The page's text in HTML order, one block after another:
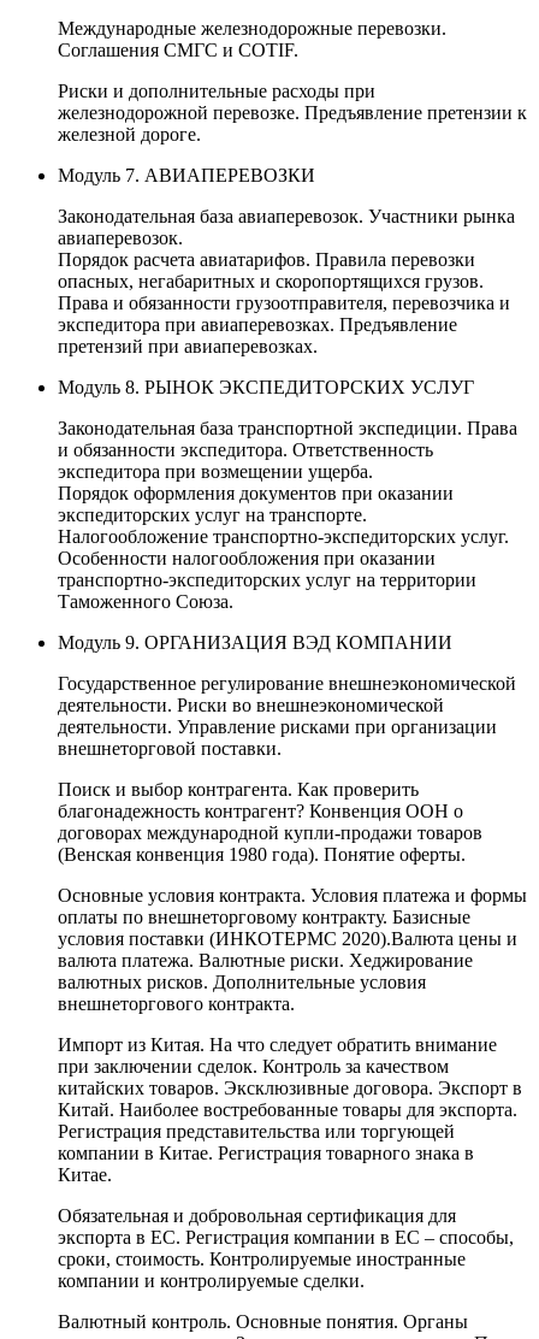
Международные железнодорожные перевозки.
Соглашения СМГС и COTIF.
Риски и дополнительные расходы при
железнодорожной перевозке. Предъявление претензии к
железной дороге.
Модуль 7. АВИАПЕРЕВОЗКИ
Законодательная база авиаперевозок. Участники рынка
авиаперевозок.
Порядок расчета авиатарифов. Правила перевозки
опасных, негабаритных и скоропортящихся грузов.
Права и обязанности грузоотправителя, перевозчика и
экспедитора при авиаперевозках. Предъявление
претензий при авиаперевозках.
Модуль 8. РЫНОК ЭКСПЕДИТОРСКИХ УСЛУГ
Законодательная база транспортной экспедиции. Права
и обязанности экспедитора. Ответственность
экспедитора при возмещении ущерба.
Порядок оформления документов при оказании
экспедиторских услуг на транспорте.
Налогообложение транспортно-экспедиторских услуг.
Особенности налогообложения при оказании
транспортно-экспедиторских услуг на территории
Таможенного Союза.
Модуль 9. ОРГАНИЗАЦИЯ ВЭД КОМПАНИИ
Государственное регулирование внешнеэкономической
деятельности. Риски во внешнеэкономической
деятельности. Управление рисками при организации
внешнеторговой поставки.
Поиск и выбор контрагента. Как проверить
благонадежность контрагент? Конвенция ООН о
договорах международной купли-продажи товаров
(Венская конвенция 1980 года). Понятие оферты.
Основные условия контракта. Условия платежа и формы
оплаты по внешнеторговому контракту. Базисные
условия поставки (ИНКОТЕРМС 2020).Валюта цены и
валюта платежа. Валютные риски. Хеджирование
валютных рисков. Дополнительные условия
внешнеторгового контракта.
Импорт из Китая. На что следует обратить внимание
при заключении сделок. Контроль за качеством
китайских товаров. Эксклюзивные договора. Экспорт в
Китай. Наиболее востребованные товары для экспорта.
Регистрация представительства или торгующей
компании в Китае. Регистрация товарного знака в
Китае.
Обязательная и добровольная сертификация для
экспорта в ЕС. Регистрация компании в ЕС – способы,
сроки, стоимость. Контролируемые иностранные
компании и контролируемые сделки.
Валютный контроль. Основные понятия. Органы